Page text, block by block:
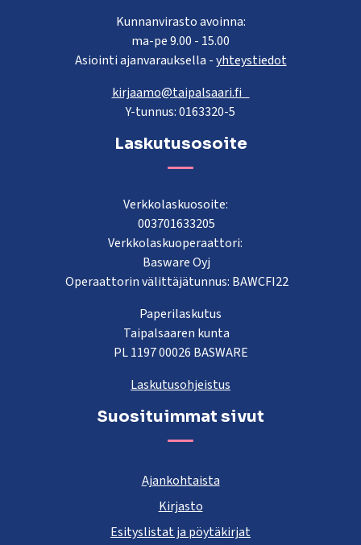
Kunnanvirasto avoinna:
ma-pe 9.00 - 15.00
Asiointi ajanvarauksella -yhteystiedot
kirjaamo@taipalsaari.fi
Y-tunnus: 0163320-5
Laskutusosoite
Verkkolaskuosoite:
003701633205
Verkkolaskuoperaattori:
Basware Oyj
Operaattorin välittäjätunnus: BAWCFI22
Paperilaskutus
Taipalsaaren kunta
PL 1197 00026 BASWARE
Laskutusohjeistus
Suosituimmat sivut
Ajankohtaista
Kirjasto
Esityslistat ja pöytäkirjat